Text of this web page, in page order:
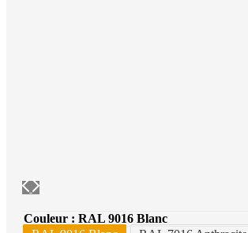
Couleur : RAL 9016 Blanc